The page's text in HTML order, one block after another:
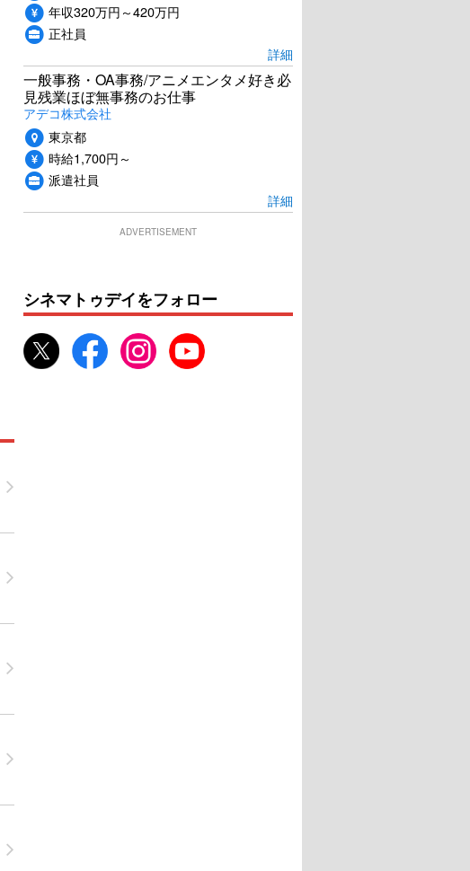
年収320万円～420万円
正社員
詳細
一般事務・OA事務/アニメエンタメ好き必
見残業ほぼ無事務のお仕事
アデコ株式会社
東京都
時給1,700円～
派遣社員
詳細
ADVERTISEMENT
シネマトゥデイをフォロー